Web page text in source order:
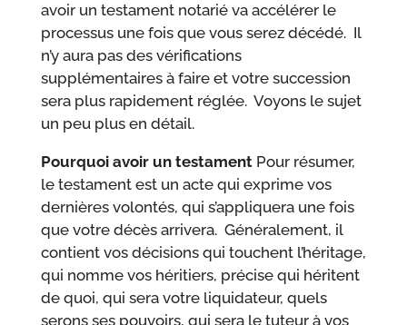
avoir un testament notarié va accélérer le
processus une fois que vous serez décédé. Il
n’y aura pas des vérifications
supplémentaires à faire et votre succession
sera plus rapidement réglée. Voyons le sujet
un peu plus en détail.
Pourquoi avoir un testament Pour résumer,
le testament est un acte qui exprime vos
dernières volontés, qui s’appliquera une fois
que votre décès arrivera. Généralement, il
contient vos décisions qui touchent l’héritage,
qui nomme vos héritiers, précise qui héritent
de quoi, qui sera votre liquidateur, quels
serons ses pouvoirs, qui sera le tuteur à vos